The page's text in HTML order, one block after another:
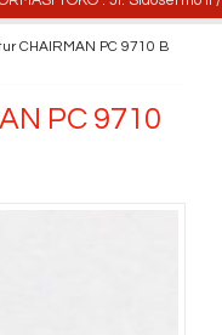
CHAIRMAN PC 9710 B
PC 9710